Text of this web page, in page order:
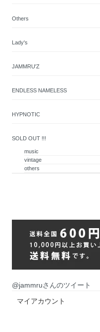
Others
Lady's
JAMMRU'Z
ENDLESS NAMELESS
HYPNOTIC
SOLD OUT !!!
music
vintage
others
@jammruさんのツイート
マイアカウント